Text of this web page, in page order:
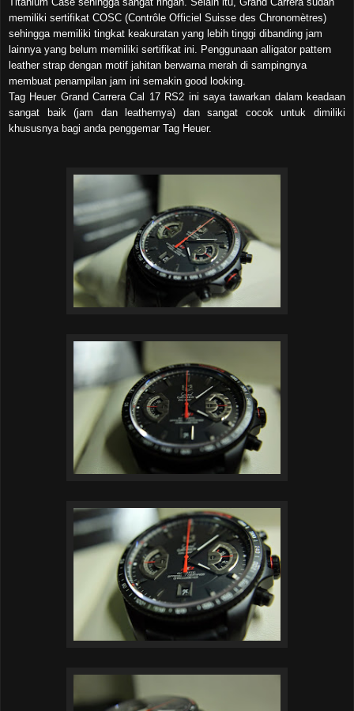
memiliki sertifikat COSC (Contrôle Officiel Suisse des Chronomètres)
sehingga memiliki tingkat keakuratan yang lebih tinggi dibanding jam
lainnya yang belum memiliki sertifikat ini. Penggunaan alligator pattern
leather strap dengan motif jahitan berwarna merah di sampingnya
membuat penampilan jam ini semakin good looking.
Tag Heuer Grand Carrera Cal 17 RS2 ini saya tawarkan dalam keadaan
sangat baik (jam dan leathernya) dan sangat cocok untuk dimiliki
khususnya bagi anda penggemar Tag Heuer.